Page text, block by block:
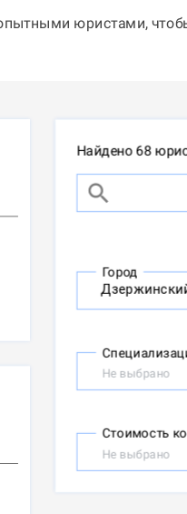
юристами,
Найдено 68
Город
Не выбрано
Стоимость
Не выбрано